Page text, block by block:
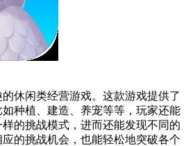
休闲类经营游戏。这款游戏提供了
种植、建造、养宠等等，玩家还能
的挑战模式，进而还能发现不同的
的挑战机会，也能轻松地突破各个